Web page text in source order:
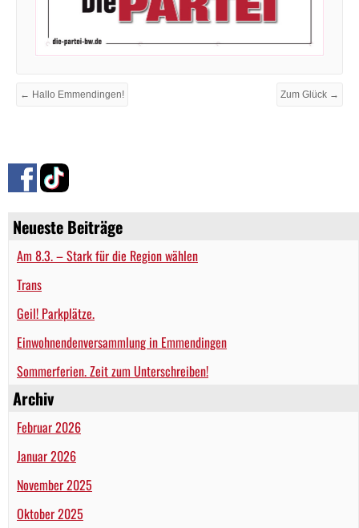
Neueste Beiträge
Am 8.3. – Stark für die Region wählen
Trans
Geil! Parkplätze.
Einwohnendenversammlung in Emmendingen
Sommerferien. Zeit zum Unterschreiben!
Archiv
Februar 2026
Januar 2026
November 2025
Oktober 2025
← Hallo Emmendingen! Zum Glück →